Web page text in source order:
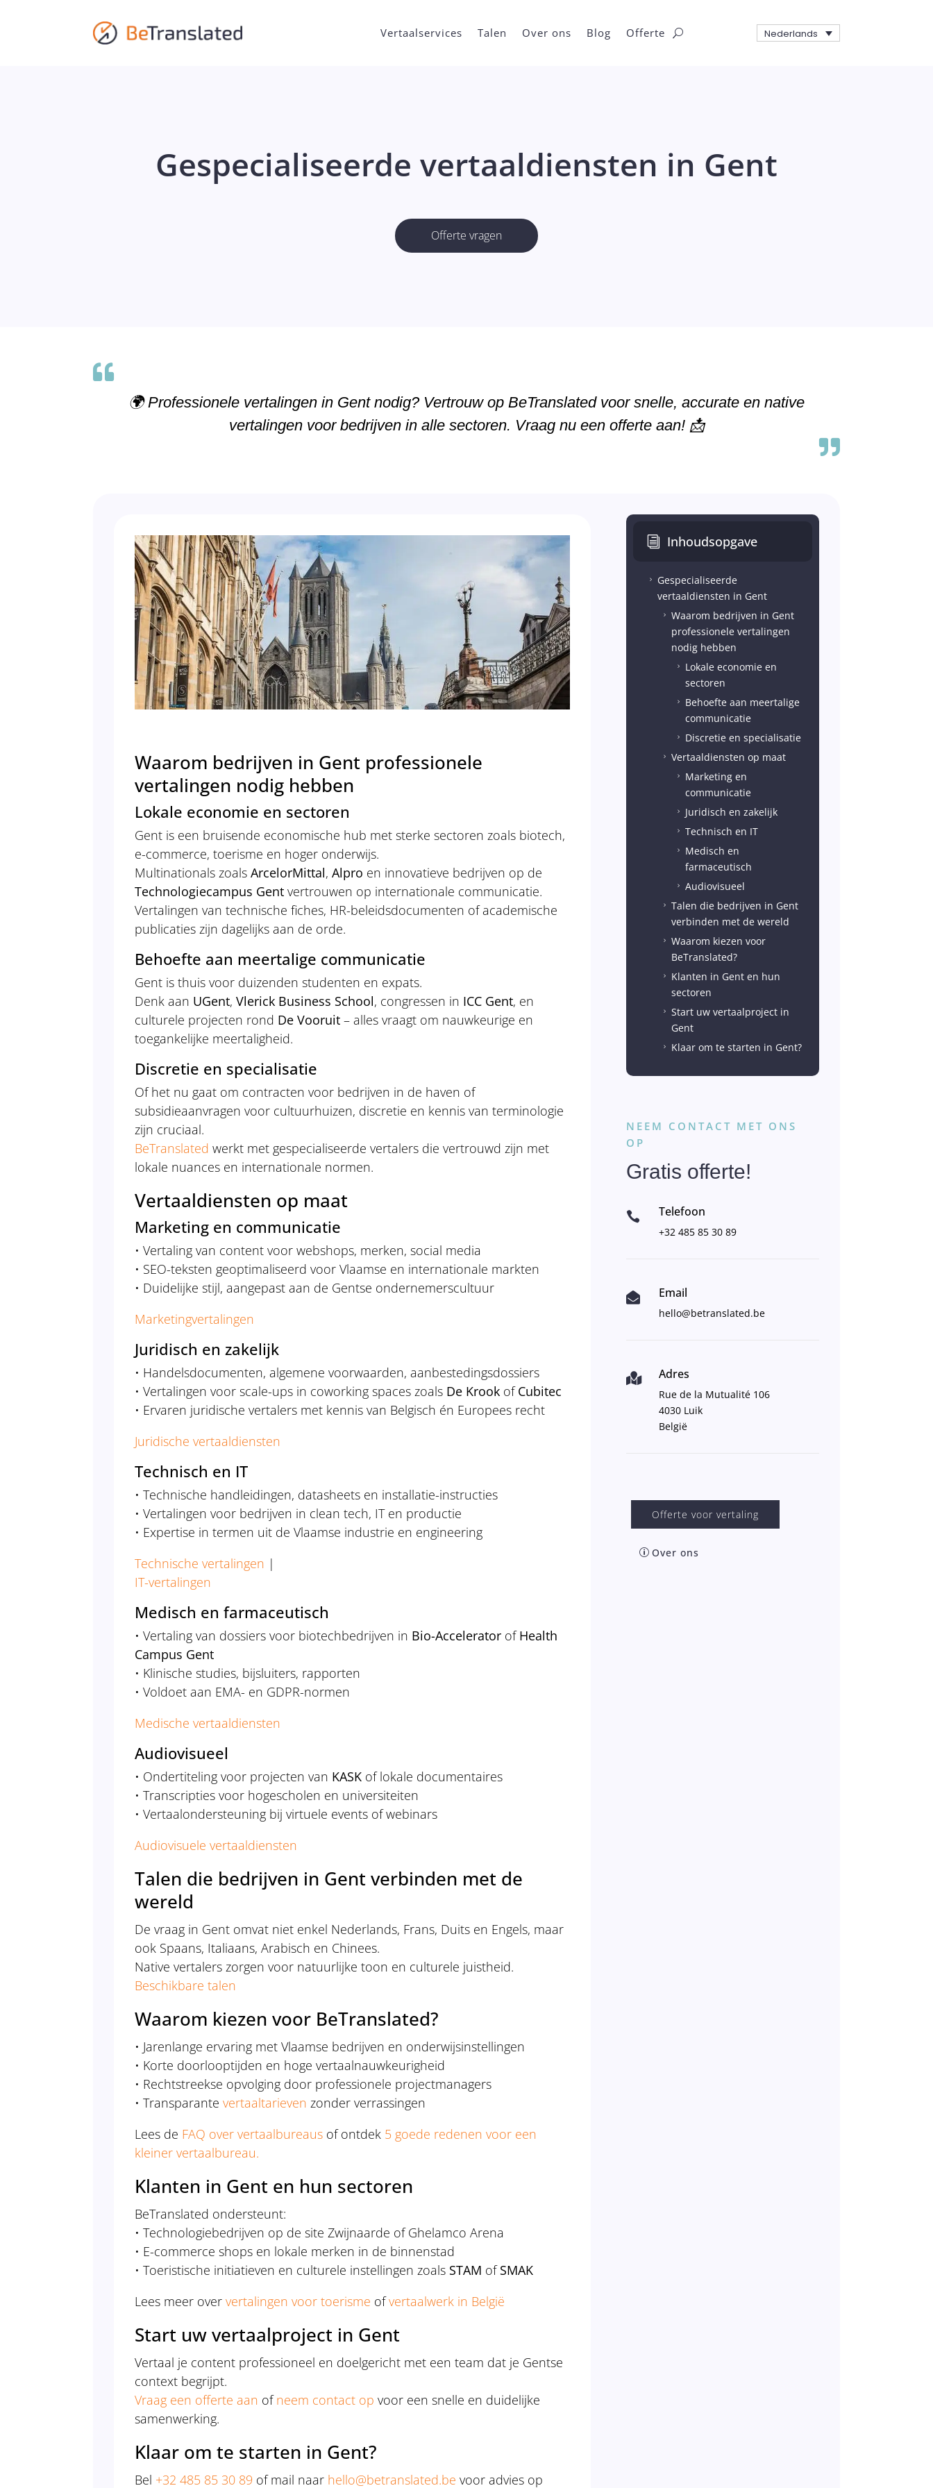
Vertaalservices Talen Over ons Blog Offerte Nederlands
Gespecialiseerde vertaaldiensten in Gent
Offerte vragen

🌍 Professionele vertalingen in Gent nodig? Vertrouw op BeTranslated voor snelle, accurate en native
vertalingen voor bedrijven in alle sectoren. Vraag nu een offerte aan! 📩

Waarom bedrijven in Gent professionele
vertalingen nodig hebben
Lokale economie en sectoren
Gent is een bruisende economische hub met sterke sectoren zoals biotech,
e-commerce, toerisme en hoger onderwijs.
Multinationals zoalsArcelorMittal,Alpro en innovatieve bedrijven op de
Technologiecampus Gent vertrouwen op internationale communicatie.
Vertalingen van technische fiches, HR-beleidsdocumenten of academische
publicaties zijn dagelijks aan de orde.
Behoefte aan meertalige communicatie
Gent is thuis voor duizenden studenten en expats.
Denk aan UGent,Vlerick Business School, congressen in ICC Gent, en
culturele projecten rond De Vooruit – alles vraagt om nauwkeurige en
toegankelijke meertaligheid.
Discretie en specialisatie
Of het nu gaat om contracten voor bedrijven in de haven of
subsidieaanvragen voor cultuurhuizen, discretie en kennis van terminologie
zijn cruciaal.
BeTranslated werkt met gespecialiseerde vertalers die vertrouwd zijn met
lokale nuances en internationale normen.
Vertaaldiensten op maat
Marketing en communicatie
• Vertaling van content voor webshops, merken, social media
• SEO-teksten geoptimaliseerd voor Vlaamse en internationale markten
• Duidelijke stijl, aangepast aan de Gentse ondernemerscultuur
Marketingvertalingen
Juridisch en zakelijk
• Handelsdocumenten, algemene voorwaarden, aanbestedingsdossiers
• Vertalingen voor scale-ups in coworking spaces zoals De Krook ofCubitec
• Ervaren juridische vertalers met kennis van Belgisch én Europees recht
Juridische vertaaldiensten
Technisch en IT
• Technische handleidingen, datasheets en installatie-instructies
• Vertalingen voor bedrijven in clean tech, IT en productie
• Expertise in termen uit de Vlaamse industrie en engineering
Technische vertalingen |
IT-vertalingen
Medisch en farmaceutisch
• Vertaling van dossiers voor biotechbedrijven in Bio-Accelerator ofHealth
Campus Gent
• Klinische studies, bijsluiters, rapporten
• Voldoet aan EMA- en GDPR-normen
Medische vertaaldiensten
Audiovisueel
• Ondertiteling voor projecten van KASK of lokale documentaires
• Transcripties voor hogescholen en universiteiten
• Vertaalondersteuning bij virtuele events of webinars
Audiovisuele vertaaldiensten
Talen die bedrijven in Gent verbinden met de
wereld
De vraag in Gent omvat niet enkel Nederlands, Frans, Duits en Engels, maar
ook Spaans, Italiaans, Arabisch en Chinees.
Native vertalers zorgen voor natuurlijke toon en culturele juistheid.
Beschikbare talen
Waarom kiezen voor BeTranslated?
• Jarenlange ervaring met Vlaamse bedrijven en onderwijsinstellingen
• Korte doorlooptijden en hoge vertaalnauwkeurigheid
• Rechtstreekse opvolging door professionele projectmanagers
• Transparantevertaaltarieven zonder verrassingen
Lees de FAQ over vertaalbureaus of ontdek 5 goede redenen voor een
kleiner vertaalbureau.
Klanten in Gent en hun sectoren
BeTranslated ondersteunt:
• Technologiebedrijven op de site Zwijnaarde of Ghelamco Arena
• E-commerce shops en lokale merken in de binnenstad
• Toeristische initiatieven en culturele instellingen zoals STAM ofSMAK
Lees meer oververtalingen voor toerisme ofvertaalwerk in België
Start uw vertaalproject in Gent
Vertaal je content professioneel en doelgericht met een team dat je Gentse
context begrijpt.
Vraag een offerte aan ofneem contact op voor een snelle en duidelijke
samenwerking.
Klaar om te starten in Gent?
Bel +32 485 85 30 89 of mail naar hello@betranslated.be voor advies op
i Inhoudsopgave
5
Gespecialiseerde
vertaaldiensten in Gent
5
Waarom bedrijven in Gent
professionele vertalingen
nodig hebben
5
Lokale economie en
sectoren
5
Behoefte aan meertalige
communicatie
5 Discretie en specialisatie
5 Vertaaldiensten op maat
5
Marketing en
communicatie
5 Juridisch en zakelijk
5 Technisch en IT
5
Medisch en
farmaceutisch
5 Audiovisueel
5
Talen die bedrijven in Gent
verbinden met de wereld
5
Waarom kiezen voor
BeTranslated?
5
Klanten in Gent en hun
sectoren
5
Start uw vertaalproject in
Gent
5 Klaar om te starten in Gent?
NEEM CONTACT MET ONS
OP
Gratis offerte!
 Telefoon
+32 485 85 30 89
 Email
hello@betranslated.be
 Adres
Rue de la Mutualité 106
4030 Luik
België
Offerte voor vertaling
Over ons